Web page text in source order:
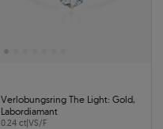
Verlobungsring The Light: Gold,
Labordiamant
0.24 ct|VS/F